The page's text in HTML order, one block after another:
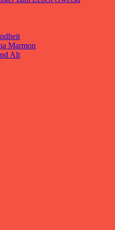
Marmon
Alt